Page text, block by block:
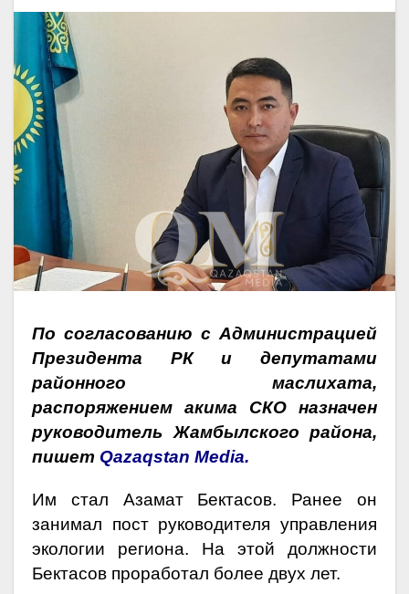
По согласованию с Администрацией
Президента РК и депутатами
районного маслихата,
распоряжением акима СКО назначен
руководитель Жамбылского района,
пишет Qazaqstan Media.
Им стал Азамат Бектасов. Ранее он
занимал пост руководителя управления
экологии региона. На этой должности
Бектасов проработал более двух лет.